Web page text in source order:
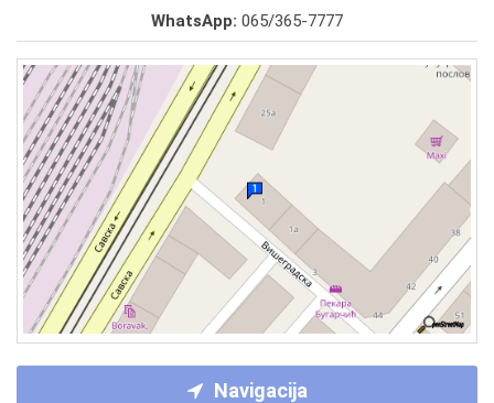
WhatsApp: 065/365-7777
Navigacija